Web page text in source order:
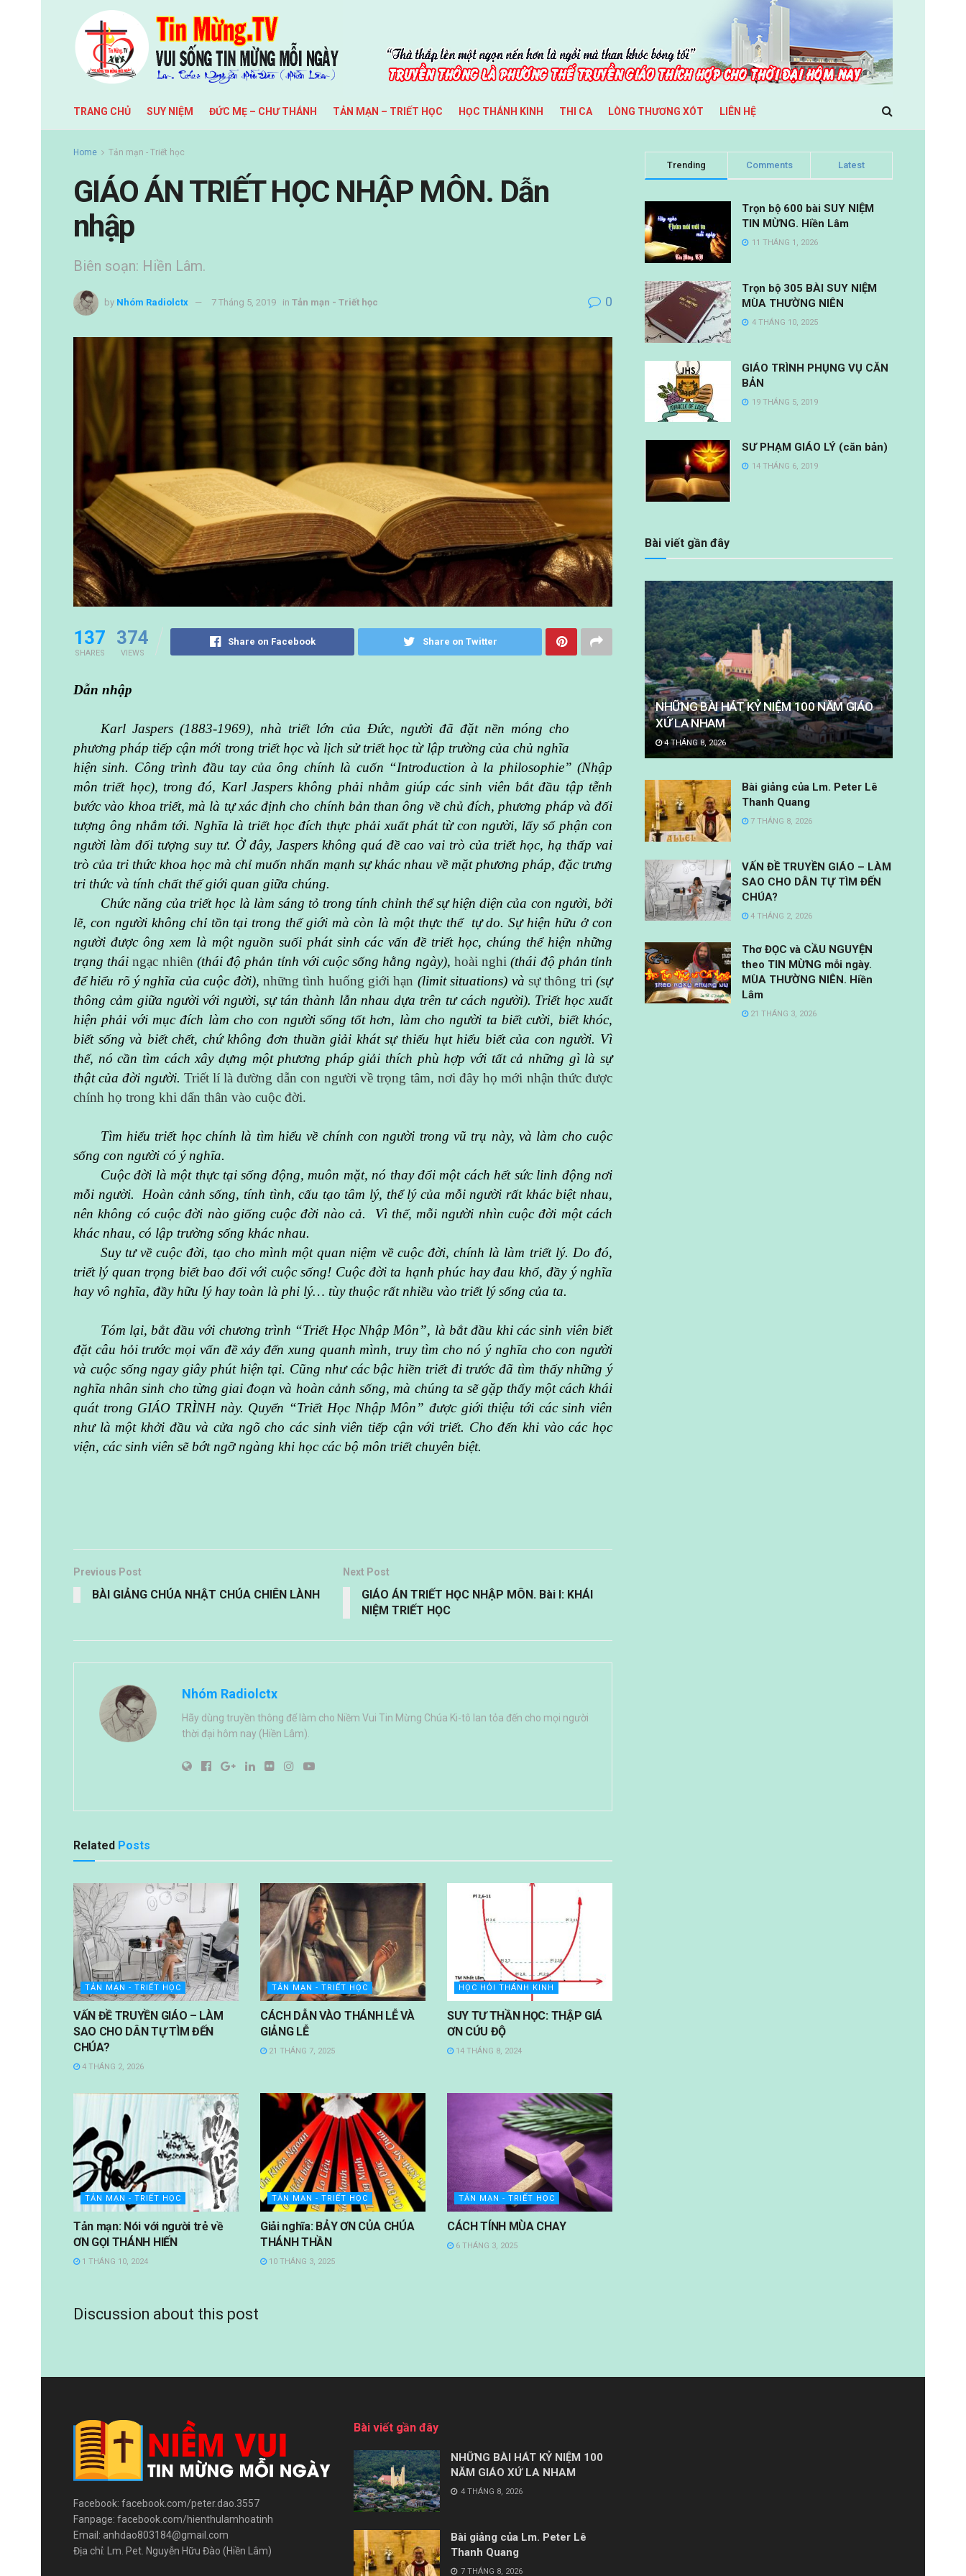
TRANG CHỦ SUY NIỆM ĐỨC MẸ – CHƯ THÁNH TẢN MẠN – TRIẾT HỌC HỌC THÁNH KINH THI CA LÒNG THƯƠNG XÓT LIÊN HỆ
Home Tản mạn - Triết học
GIÁO ÁN TRIẾT HỌC NHẬP MÔN. Dẫn
nhập
Biên soạn: Hiền Lâm.
by Nhóm Radiolctx 7 Tháng 5, 2019 in Tản mạn - Triết học 0
137
SHARES
374
VIEWS
Share on Facebook Share on Twitter
Dẫn nhập
Karl Jaspers (1883-1969), nhà triết lớn của Đức, người đã đặt nền móng cho
phương pháp tiếp cận mới trong triết học và lịch sử triết học từ lập trường của chủ nghĩa
hiện sinh. Công trình đầu tay của ông chính là cuốn “Introduction à la philosophie” (Nhập
môn triết học), trong đó, Karl Jaspers không phải nhằm giúp các sinh viên bắt đầu tập tễnh
bước vào khoa triết, mà là tự xác định cho chính bản than ông về chủ đích, phương pháp và đối
tượng ông nhắm tới. Nghĩa là triết học đích thực phải xuất phát từ con người, lấy số phận con
người làm đối tượng suy tư. Ở đây, Jaspers không quá đề cao vai trò của triết học, hạ thấp vai
trò của tri thức khoa học mà chỉ muốn nhấn mạnh sự khác nhau về mặt phương pháp, đặc trưng
tri thức và tính chất thế giới quan giữa chúng.
Chức năng của triết học là làm sáng tỏ trong tính chỉnh thể sự hiện diện của con người, bởi
lẽ, con người không chỉ tồn tại trong thế giới mà còn là một thực thể tự do. Sự hiện hữu ở con
người được ông xem là một nguồn suối phát sinh các vấn đề triết học, chúng thể hiện những
trạng thái ngạc nhiên (thái độ phản tỉnh với cuộc sống hằng ngày), hoài nghi(thái độ phản tỉnh
để hiểu rõ ý nghĩa của cuộc đời), những tình huống giới hạn (limit situations) và sự thông tri(sự
thông cảm giữa người với người, sự tán thành lẫn nhau dựa trên tư cách người). Triết học xuất
hiện phải với mục đích làm cho con người sống tốt hơn, làm cho người ta biết cười, biết khóc,
biết sống và biết chết, chứ không đơn thuần giải khát sự thiếu hụt hiểu biết của con người. Vì
thế, nó cần tìm cách xây dựng một phương pháp giải thích phù hợp với tất cả những gì là sự
thật của đời người. Triết lí là đường dẫn con người về trọng tâm, nơi đây họ mới nhận thức được
chính họ trong khi dấn thân vào cuộc đời.
Tìm hiểu triết học chính là tìm hiểu về chính con người trong vũ trụ này, và làm cho cuộc
sống con người có ý nghĩa.
Cuộc đời là một thực tại sống động, muôn mặt, nó thay đổi một cách hết sức linh động nơi
mỗi người. Hoàn cảnh sống, tính tình, cấu tạo tâm lý, thể lý của mỗi người rất khác biệt nhau,
nên không có cuộc đời nào giống cuộc đời nào cả. Vì thế, mỗi người nhìn cuộc đời một cách
khác nhau, có lập trường sống khác nhau.
Suy tư về cuộc đời, tạo cho mình một quan niệm về cuộc đời, chính là làm triết lý. Do đó,
triết lý quan trọng biết bao đối với cuộc sống! Cuộc đời ta hạnh phúc hay đau khổ, đầy ý nghĩa
hay vô nghĩa, đầy hữu lý hay toàn là phi lý… tùy thuộc rất nhiều vào triết lý sống của ta.
Tóm lại, bắt đầu với chương trình “Triết Học Nhập Môn”, là bắt đầu khi các sinh viên biết
đặt câu hỏi trước mọi vấn đề xảy đến xung quanh mình, truy tìm cho nó ý nghĩa cho con người
và cuộc sống ngay giây phút hiện tại. Cũng như các bậc hiền triết đi trước đã tìm thấy những ý
nghĩa nhân sinh cho từng giai đoạn và hoàn cảnh sống, mà chúng ta sẽ gặp thấy một cách khái
quát trong GIÁO TRÌNH này. Quyển “Triết Học Nhập Môn” được giới thiệu tới các sinh viên
như là một khởi đầu và cửa ngõ cho các sinh viên tiếp cận với triết. Cho đến khi vào các học
viện, các sinh viên sẽ bớt ngỡ ngàng khi học các bộ môn triết chuyên biệt.
Previous Post
BÀI GIẢNG CHÚA NHẬT CHÚA CHIÊN LÀNH
Next Post
GIÁO ÁN TRIẾT HỌC NHẬP MÔN. Bài I: KHÁI
NIỆM TRIẾT HỌC
Nhóm Radiolctx
Hãy dùng truyền thông để làm cho Niềm Vui Tin Mừng Chúa Ki-tô lan tỏa đến cho mọi người
thời đại hôm nay (Hiền Lâm).
Related Posts
TẢN MẠN - TRIẾT HỌC
VẤN ĐỀ TRUYỀN GIÁO – LÀM
SAO CHO DÂN TỰ TÌM ĐẾN
CHÚA?
4 THÁNG 2, 2026
TẢN MẠN - TRIẾT HỌC
CÁCH DẪN VÀO THÁNH LỄ VÀ
GIẢNG LỄ
21 THÁNG 7, 2025
HỌC HỎI THÁNH KINH
SUY TƯ THẦN HỌC: THẬP GIÁ
ƠN CỨU ĐỘ
14 THÁNG 8, 2024
TẢN MẠN - TRIẾT HỌC
Tản mạn: Nói với người trẻ về
ƠN GỌI THÁNH HIẾN
1 THÁNG 10, 2024
TẢN MẠN - TRIẾT HỌC
Giải nghĩa: BẢY ƠN CỦA CHÚA
THÁNH THẦN
10 THÁNG 3, 2025
TẢN MẠN - TRIẾT HỌC
CÁCH TÍNH MÙA CHAY
6 THÁNG 3, 2025
Discussion about this post
Trending Comments Latest
Trọn bộ 600 bài SUY NIỆM
TIN MỪNG. Hiền Lâm
11 THÁNG 1, 2026
Trọn bộ 305 BÀI SUY NIỆM
MÙA THƯỜNG NIÊN
4 THÁNG 10, 2025
GIÁO TRÌNH PHỤNG VỤ CĂN
BẢN
19 THÁNG 5, 2019
SƯ PHẠM GIÁO LÝ (căn bản)
14 THÁNG 6, 2019
Bài viết gần đây
NHỮNG BÀI HÁT KỶ NIỆM 100 NĂM GIÁO
XỨ LA NHAM
4 THÁNG 8, 2026
Bài giảng của Lm. Peter Lê
Thanh Quang
7 THÁNG 8, 2026
VẤN ĐỀ TRUYỀN GIÁO – LÀM
SAO CHO DÂN TỰ TÌM ĐẾN
CHÚA?
4 THÁNG 2, 2026
Thơ ĐỌC và CẦU NGUYỆN
theo TIN MỪNG mỗi ngày.
MÙA THƯỜNG NIÊN. Hiền
Lâm
21 THÁNG 3, 2026
Facebook: facebook.com/peter.dao.3557
Fanpage: facebook.com/hienthulamhoatinh
Email: anhdao803184@gmail.com
Địa chỉ: Lm. Pet. Nguyễn Hữu Đào (Hiền Lâm)
Bài viết gần đây
NHỮNG BÀI HÁT KỶ NIỆM 100
NĂM GIÁO XỨ LA NHAM
4 THÁNG 8, 2026
Bài giảng của Lm. Peter Lê
Thanh Quang
7 THÁNG 8, 2026